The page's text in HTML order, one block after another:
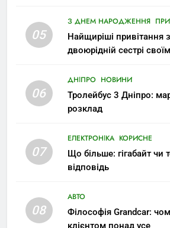
05
З ДНЕМ НАРОДЖЕННЯ
Найщиріші привітання
двоюрідній сестрі
06
ДНІПРО НОВИНИ
Тролейбус 3 Дніпро:
розклад
07
ЕЛЕКТРОНІКА КОРИСНЕ
Що більше: гігабайт чи
відповідь
08
АВТО
Філософія Grandcar:
клієнтом понад усе